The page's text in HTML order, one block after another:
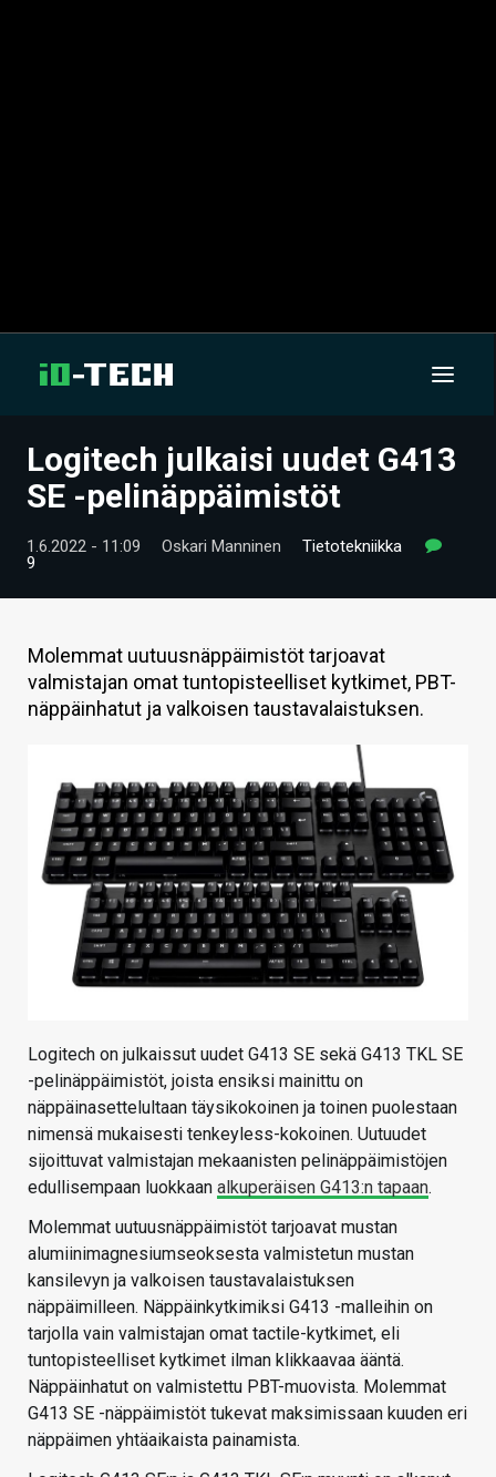
UUTISET
VIDEOT
TIETOA
HINTA.FI
VAIHDA TEEMA
HAKU
Logitech julkaisi uudet G413
SE -pelinäppäimistöt
1.6.2022 - 11:09 Oskari Manninen
Tietotekniikka
9
Molemmat uutuusnäppäimistöt tarjoavat
valmistajan omat tuntopisteelliset kytkimet, PBT-
näppäinhatut ja valkoisen taustavalaistuksen.
Logitech on julkaissut uudet G413 SE sekä G413 TKL SE
-pelinäppäimistöt, joista ensiksi mainittu on
näppäinasettelultaan täysikokoinen ja toinen puolestaan
nimensä mukaisesti tenkeyless-kokoinen. Uutuudet
sijoittuvat valmistajan mekaanisten pelinäppäimistöjen
edullisempaan luokkaan alkuperäisen G413:n tapaan.
Molemmat uutuusnäppäimistöt tarjoavat mustan
alumiinimagnesiumseoksesta valmistetun mustan
kansilevyn ja valkoisen taustavalaistuksen
näppäimilleen. Näppäinkytkimiksi G413 -malleihin on
tarjolla vain valmistajan omat tactile-kytkimet, eli
tuntopisteelliset kytkimet ilman klikkaavaa ääntä.
Näppäinhatut on valmistettu PBT-muovista. Molemmat
G413 SE -näppäimistöt tukevat maksimissaan kuuden eri
näppäimen yhtäaikaista painamista.